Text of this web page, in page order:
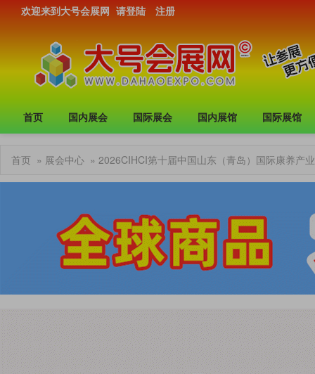
欢迎来到大号会展网 请登陆 注册
首页 国内展会 国际展会 国内展馆 国际展馆
首页 » 展会中心 » 2026CIHCI第十届中国山东（青岛）国际康养产